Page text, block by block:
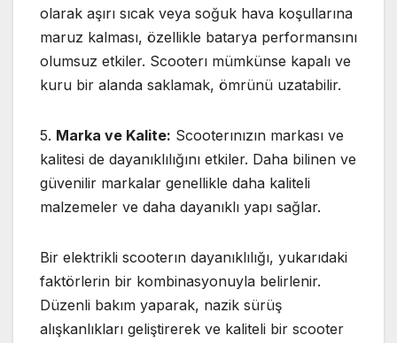
olarak aşırı sıcak veya soğuk hava koşullarına
maruz kalması, özellikle batarya performansını
olumsuz etkiler. Scooterı mümkünse kapalı ve
kuru bir alanda saklamak, ömrünü uzatabilir.
5. Marka ve Kalite: Scooterınızın markası ve
kalitesi de dayanıklılığını etkiler. Daha bilinen ve
güvenilir markalar genellikle daha kaliteli
malzemeler ve daha dayanıklı yapı sağlar.
Bir elektrikli scooterın dayanıklılığı, yukarıdaki
faktörlerin bir kombinasyonuyla belirlenir.
Düzenli bakım yaparak, nazik sürüş
alışkanlıkları geliştirerek ve kaliteli bir scooter